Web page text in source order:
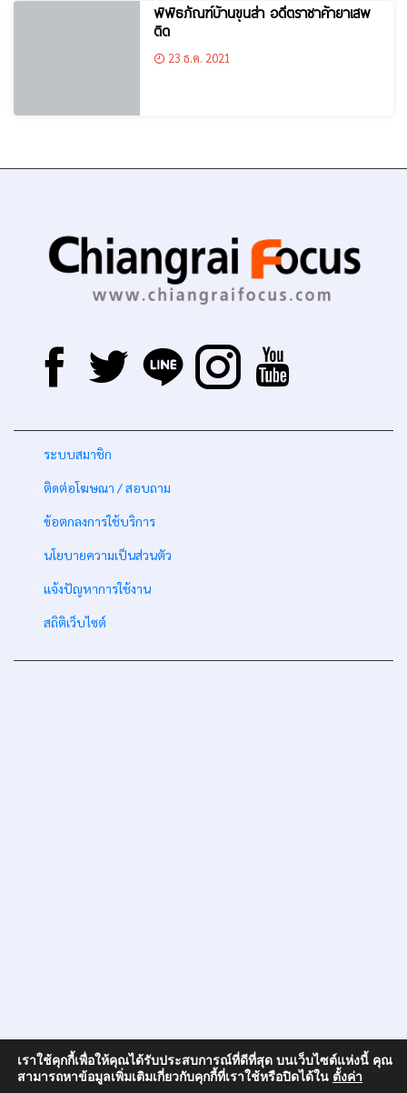
พิพิธภัณฑ์บ้านขุนส่า อดีตราชาค้ายาเสพ
ติด
23 ธ.ค. 2021
เราใช้คุกกี้เพื่อให้คุณได้รับประสบการณ์ที่ดีที่สุด บนเว็บไซต์แห่งนี้ คุณ
สามารถหาข้อมูลเพิ่มเติมเกี่ยวกับคุกกี้ที่เราใช้หรือปิดได้ใน ตั้งค่า
ระบบสมาชิก
ติดต่อโฆษณา / สอบถาม
ข้อตกลงการใช้บริการ
นโยบายความเป็นส่วนตัว
แจ้งปัญหาการใช้งาน
สถิติเว็บไซต์